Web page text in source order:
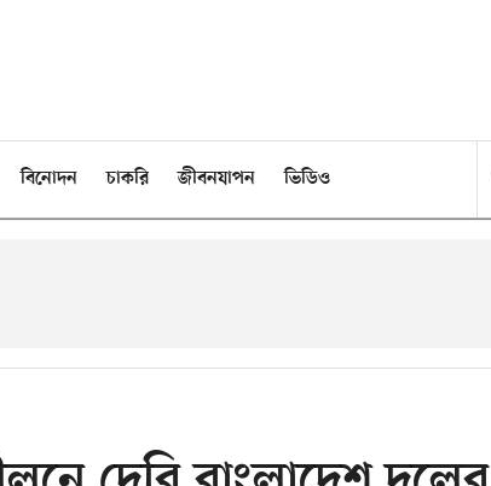
বিনোদন চাকরি জীবনযাপন ভিডিও